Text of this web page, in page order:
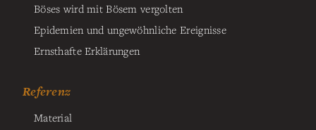
Böses wird mit Bösem vergolten
Epidemien und ungewöhnliche Ereignisse
Ernsthafte Erklärungen
Referenz
Material